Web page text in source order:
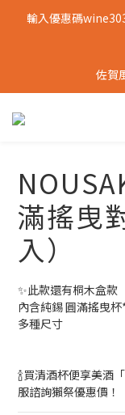
輸入優惠碼
佐賀
滿搖曳
入）
✨此款還有桐木盒款
內含純錫 圓滿搖曳
多種尺寸
🍾買清酒杯便享美酒
服諮詢獺祭優惠價！